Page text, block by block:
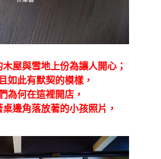
屋與雪地上份為讓人開心；
如此有默契的模樣，
為何在這裡開店，
邊角落放著的小孩照片，